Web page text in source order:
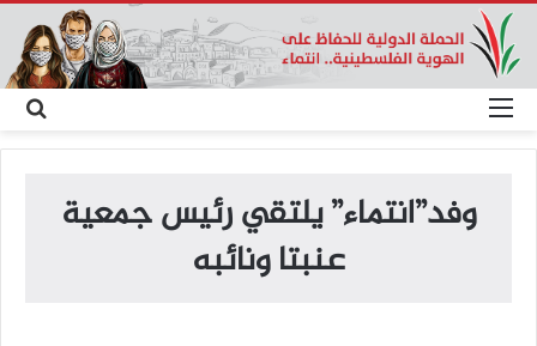
عن
القائمة
وفد”انتماء” يلتقي رئيس جمعية
عنبتا ونائبه